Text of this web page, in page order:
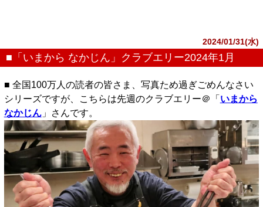
2024/01/31(水)
■「いまから なかじん」クラブエリー2024年1月
■ 全国100万人の読者の皆さま、写真ため過ぎごめんなさい
シリーズですが、こちらは先週のクラブエリー＠「 いまから
なかじん」さんです。